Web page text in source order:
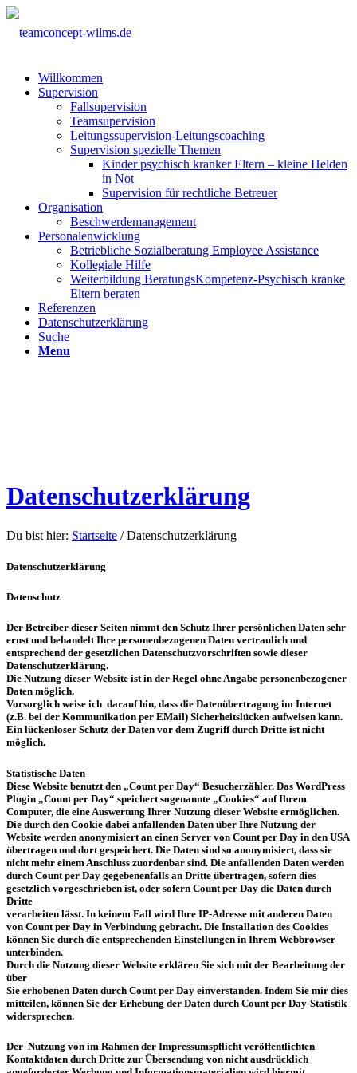
Willkommen
Supervision
Fallsupervision
Teamsupervision
Leitungssupervision-Leitungscoaching
Supervision spezielle Themen
Kinder psychisch kranker Eltern – kleine Helden
in Not
Supervision für rechtliche Betreuer
Organisation
Beschwerdemanagement
Personalenwicklung
Betriebliche Sozialberatung Employee Assistance
Kollegiale Hilfe
Weiterbildung BeratungsKompetenz-Psychisch kranke
Eltern beraten
Referenzen
Datenschutzerklärung
Suche
Menu
Datenschutzerklärung
Du bist hier: Startseite / Datenschutzerklärung
Datenschutzerklärung
Datenschutz
Der Betreiber dieser Seiten nimmt den Schutz Ihrer persönlichen Daten sehr
ernst und behandelt Ihre personenbezogenen Daten vertraulich und
entsprechend der gesetzlichen Datenschutzvorschriften sowie dieser
Datenschutzerklärung.
Die Nutzung dieser Website ist in der Regel ohne Angabe personenbezogener
Daten möglich.
Vorsorglich weise ich darauf hin, dass die Datenübertragung im Internet
(z.B. bei der Kommunikation per EMail) Sicherheitslücken aufweisen kann.
Ein lückenloser Schutz der Daten vor dem Zugriff durch Dritte ist nicht
möglich.
Statistische Daten
Diese Website benutzt den „Count per Day“ Besucherzähler. Das WordPress
Plugin „Count per Day“ speichert sogenannte „Cookies“ auf Ihrem
Computer, die eine Auswertung Ihrer Nutzung dieser Website ermöglichen.
Die durch den Cookie dabei anfallenden Daten über Ihre Nutzung der
Website werden anonymisiert an einen Server von Count per Day in den USA
übertragen und dort gespeichert. Die Daten sind so anonymisiert, dass sie
nicht mehr einem Anschluss zuordenbar sind. Die anfallenden Daten werden
durch Count per Day gegebenenfalls an Dritte übertragen, sofern dies
gesetzlich vorgeschrieben ist, oder sofern Count per Day die Daten durch
Dritte
verarbeiten lässt. In keinem Fall wird Ihre IP-Adresse mit anderen Daten
von Count per Day in Verbindung gebracht. Die Installation des Cookies
können Sie durch die entsprechenden Einstellungen in Ihrem Webbrowser
unterbinden.
Durch die Nutzung dieser Website erklären Sie sich mit der Bearbeitung der
über
Sie erhobenen Daten durch Count per Day einverstanden. Indem Sie mir dies
mitteilen, können Sie der Erhebung der Daten durch Count per Day-Statistik
widersprechen.
Der Nutzung von im Rahmen der Impressumspflicht veröffentlichten
Kontaktdaten durch Dritte zur Übersendung von nicht ausdrücklich